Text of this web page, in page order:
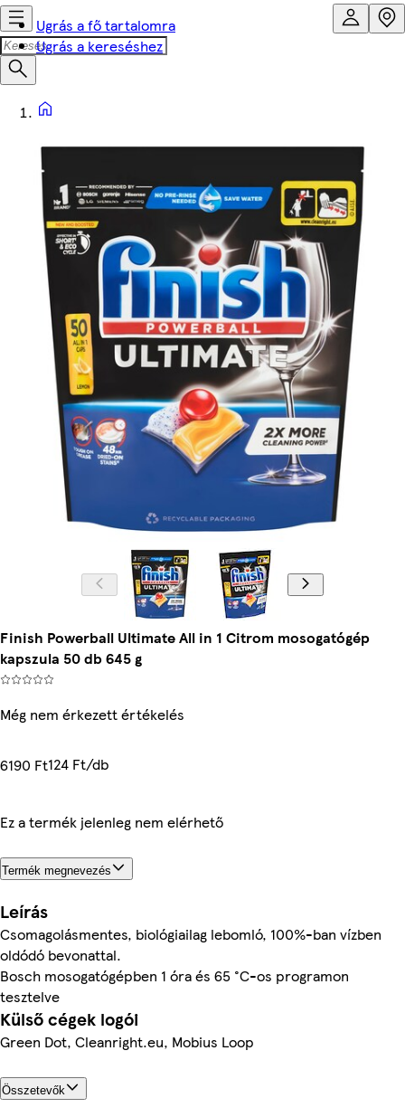
Ugrás a fő tartalomra
Ugrás a kereséshez
Finish Powerball Ultimate All in 1 Citrom mosogatógép
kapszula 50 db 645 g
Még nem érkezett értékelés
6190 Ft124 Ft/db
Ez a termék jelenleg nem elérhető
Termék megnevezés
Leírás
Csomagolásmentes, biológiailag lebomló, 100%-ban vízben
oldódó bevonattal.
Bosch mosogatógépben 1 óra és 65 °C-os programon
tesztelve
Külső cégek logói
Green Dot, Cleanright.eu, Mobius Loop
Összetevők